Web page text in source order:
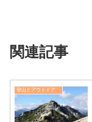
関連記事
登山とアウトドア